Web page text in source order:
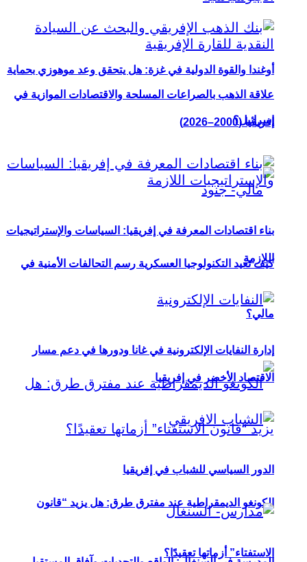
أوغندا والقوة الدولية في غزة: هل يتحقق وعد موهوزي بحماية
إسرائيل؟
كيف تعيد التكنولوجيا العسكرية رسم التحالفات الأمنية في
مالي؟
الكونغو الديمقراطية عند مفترق طرق: هل يزيد “قانون
الاستفتاء” أزماتها تعقيدًا؟
علاقة الذهب بالصراعات المسلحة والاقتصادات الموازية في
إفريقيا (2000–2026)
بناء اقتصادات المعرفة في إفريقيا: السياسات والإستراتيجيات
اللازمة
إدارة النفايات الإلكترونية في غانا ودورها في دعم مسار
الاقتصاد الأخضر في إفريقيا
الدور السياسي للشباب في إفريقيا